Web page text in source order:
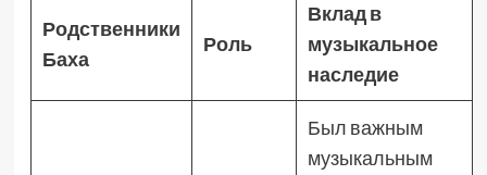
Родственники
Баха
Роль
Вклад в
музыкальное
наследие
Был важным
музыкальным